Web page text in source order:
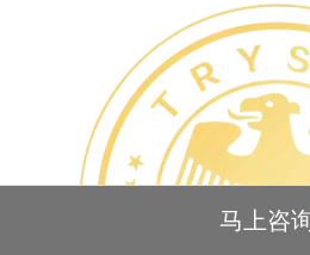
马上咨